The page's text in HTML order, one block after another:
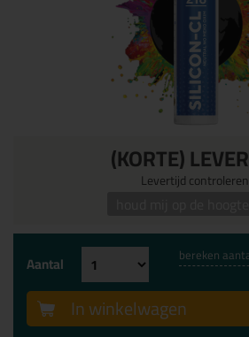
(KORTE)
Levertijd
Aantal bereken
In winkelwagen